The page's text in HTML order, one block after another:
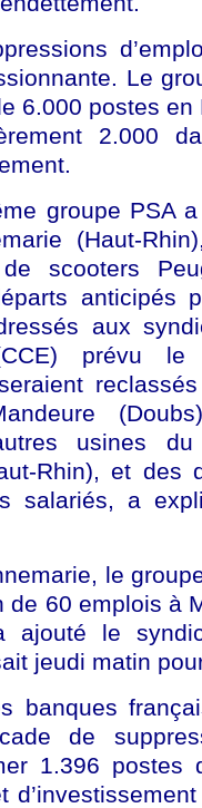
Le
6.000 postes
2.000
groupe PSA
(Haut-
scooters
anticipés
aux
prévu
usines
Rhin), et des
salariés, a
le
de 60 emplois à
ajouté le
jeudi matin
banques
de
1.396 postes